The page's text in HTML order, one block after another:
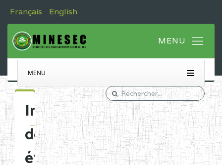
Français English
MENU
Immatriculation
des
établissements